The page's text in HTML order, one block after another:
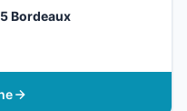
Bordeaux